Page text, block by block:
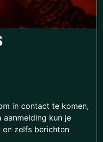
in contact te komen,
aanmelding kun je
zelfs berichten